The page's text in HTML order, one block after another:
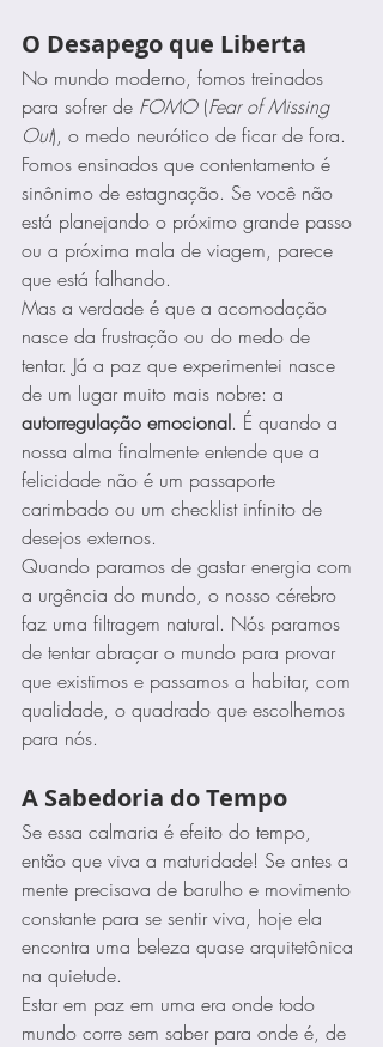
O Desapego que Liberta
No mundo moderno, fomos treinados
para sofrer de FOMO (Fear of Missing
Out), o medo neurótico de ficar de fora.
Fomos ensinados que contentamento é
sinônimo de estagnação. Se você não
está planejando o próximo grande passo
ou a próxima mala de viagem, parece
que está falhando.
Mas a verdade é que a acomodação
nasce da frustração ou do medo de
tentar. Já a paz que experimentei nasce
de um lugar muito mais nobre: a
autorregulação emocional. É quando a
nossa alma finalmente entende que a
felicidade não é um passaporte
carimbado ou um checklist infinito de
desejos externos.
Quando paramos de gastar energia com
a urgência do mundo, o nosso cérebro
faz uma filtragem natural. Nós paramos
de tentar abraçar o mundo para provar
que existimos e passamos a habitar, com
qualidade, o quadrado que escolhemos
para nós.
A Sabedoria do Tempo
Se essa calmaria é efeito do tempo,
então que viva a maturidade! Se antes a
mente precisava de barulho e movimento
constante para se sentir viva, hoje ela
encontra uma beleza quase arquitetônica
na quietude.
Estar em paz em uma era onde todo
mundo corre sem saber para onde é, de